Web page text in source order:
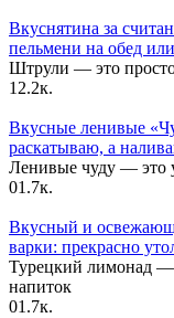
Вкуснятина за
пельмени на обед
Штрули — это
1 2.2к.
Вкусные ленивые
раскатываю, а
Ленивые чуду — это
01.7к.
Вкусный и
варки: прекрасно
Турецкий лимонад —
напиток
01.7к.